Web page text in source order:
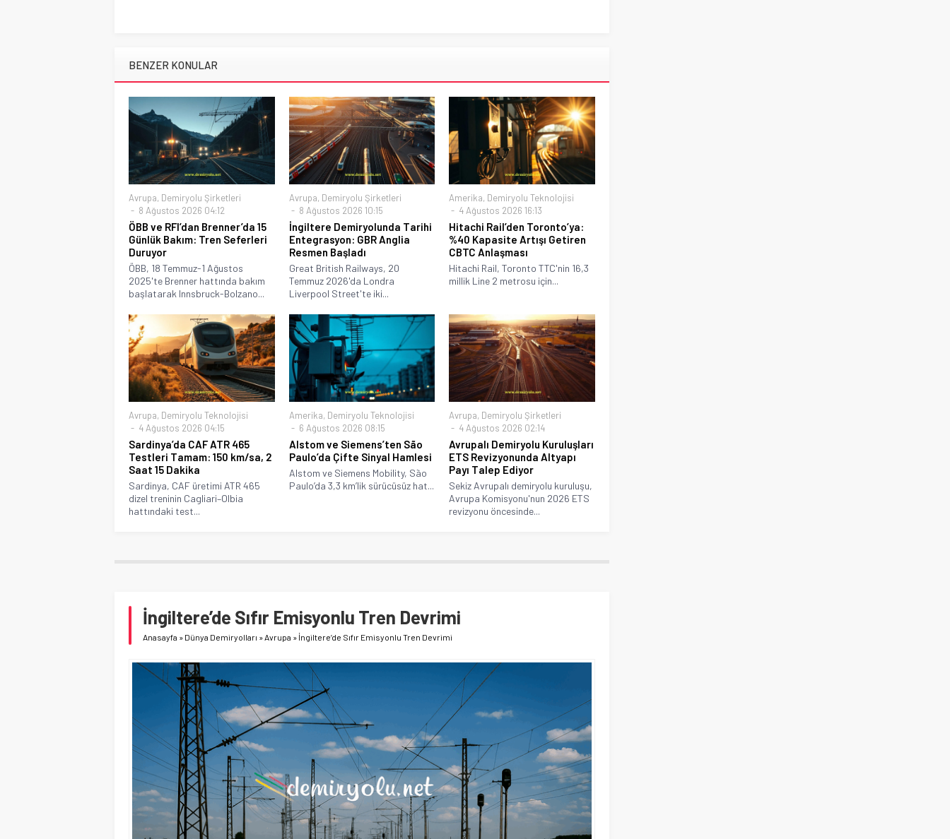
BENZER KONULAR
Avrupa, Demiryolu Şirketleri
8 Ağustos 2026 04:12
ÖBB ve RFI’dan Brenner’da 15
Günlük Bakım: Tren Seferleri
Duruyor
ÖBB, 18 Temmuz-1 Ağustos
2025'te Brenner hattında bakım
başlatarak Innsbruck-Bolzano...
Avrupa, Demiryolu Şirketleri
8 Ağustos 2026 10:15
İngiltere Demiryolunda Tarihi
Entegrasyon: GBR Anglia
Resmen Başladı
Great British Railways, 20
Temmuz 2026'da Londra
Liverpool Street'te iki...
Amerika, Demiryolu Teknolojisi
4 Ağustos 2026 16:13
Hitachi Rail’den Toronto’ya:
%40 Kapasite Artışı Getiren
CBTC Anlaşması
Hitachi Rail, Toronto TTC'nin 16,3
millik Line 2 metrosu için...
Avrupa, Demiryolu Teknolojisi
4 Ağustos 2026 04:15
Sardinya’da CAF ATR 465
Testleri Tamam: 150 km/sa, 2
Saat 15 Dakika
Sardinya, CAF üretimi ATR 465
dizel treninin Cagliari–Olbia
hattındaki test...
Amerika, Demiryolu Teknolojisi
6 Ağustos 2026 08:15
Alstom ve Siemens’ten São
Paulo’da Çifte Sinyal Hamlesi
Alstom ve Siemens Mobility, São
Paulo’da 3,3 km’lik sürücüsüz hat...
Avrupa, Demiryolu Şirketleri
4 Ağustos 2026 02:14
Avrupalı Demiryolu Kuruluşları
ETS Revizyonunda Altyapı
Payı Talep Ediyor
Sekiz Avrupalı demiryolu kuruluşu,
Avrupa Komisyonu'nun 2026 ETS
revizyonu öncesinde...
İngiltere’de Sıfır Emisyonlu Tren Devrimi
Anasayfa » Dünya Demiryolları »Avrupa » İngiltere’de Sıfır Emisyonlu Tren Devrimi